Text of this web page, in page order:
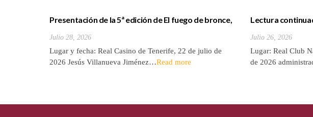
Presentación de la 5ª edición de El fuego de bronce,
Julio 28, 2026
Lugar y fecha: Real Casino de Tenerife, 22 de julio de
2026 Jesús Villanueva Jiménez…Read more
Lectura
Julio 26, 2026
Lugar: Real Club
de 2026